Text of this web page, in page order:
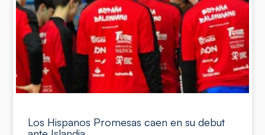
Los Hispanos Promesas caen en su debut